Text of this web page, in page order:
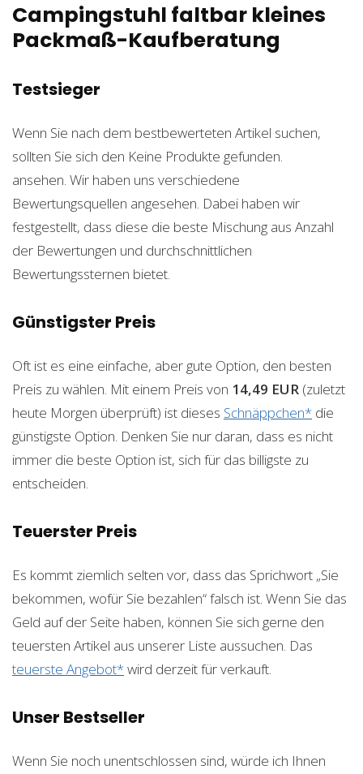
Campingstuhl faltbar kleines
Packmaß-Kaufberatung
Testsieger
Wenn Sie nach dem bestbewerteten Artikel suchen,
sollten Sie sich den Keine Produkte gefunden.
ansehen. Wir haben uns verschiedene
Bewertungsquellen angesehen. Dabei haben wir
festgestellt, dass diese die beste Mischung aus Anzahl
der Bewertungen und durchschnittlichen
Bewertungssternen bietet.
Günstigster Preis
Oft ist es eine einfache, aber gute Option, den besten
Preis zu wählen. Mit einem Preis von 14,49 EUR (zuletzt
heute Morgen überprüft) ist dieses Schnäppchen* die
günstigste Option. Denken Sie nur daran, dass es nicht
immer die beste Option ist, sich für das billigste zu
entscheiden.
Teuerster Preis
Es kommt ziemlich selten vor, dass das Sprichwort „Sie
bekommen, wofür Sie bezahlen“ falsch ist. Wenn Sie das
Geld auf der Seite haben, können Sie sich gerne den
teuersten Artikel aus unserer Liste aussuchen. Das
teuerste Angebot*wird derzeit fürverkauft.
Unser Bestseller
Wenn Sie noch unentschlossen sind, würde ich Ihnen